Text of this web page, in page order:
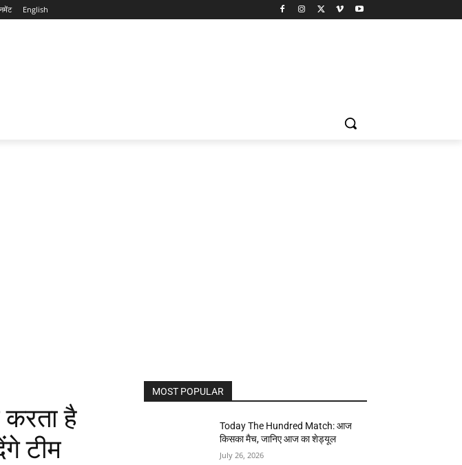
English
करता है
टीम
MOST POPULAR
Today The Hundred Match: आज
किसका मैच, जानिए आज का शेड्यूल
July 26, 2026